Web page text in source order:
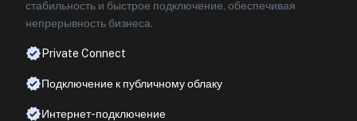
стабильность и быстрое подключение, обеспечивая
непрерывность бизнеса.
Private Connect
Подключение к публичному облаку
Интернет-подключение